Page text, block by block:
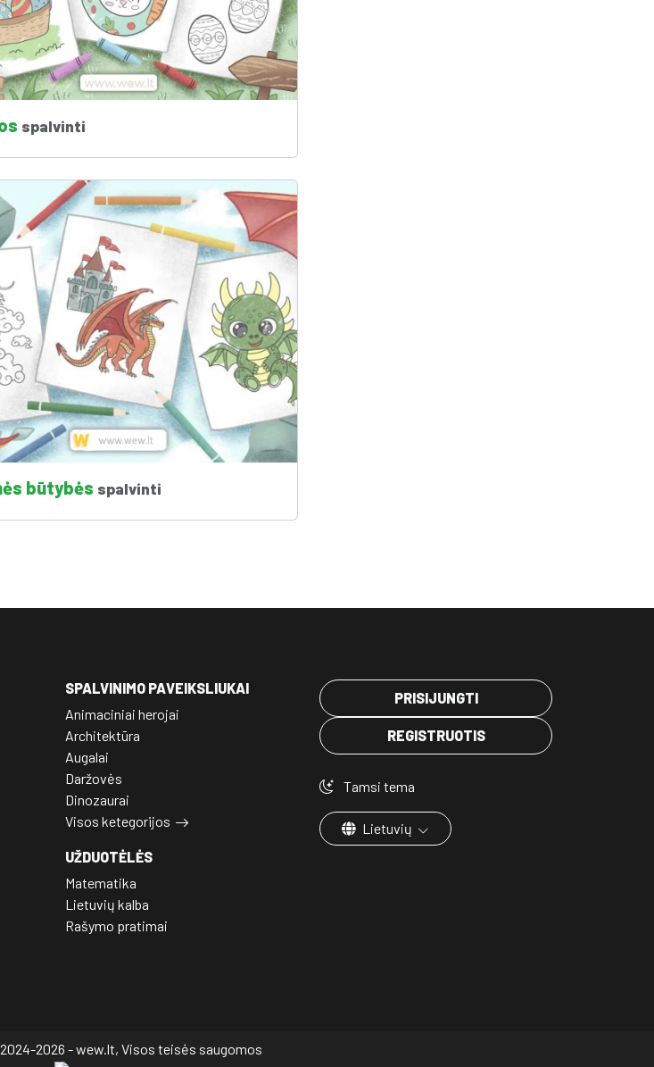
spalvinti
būtybės spalvinti
SPALVINIMO PAVEIKSLIUKAI
Animaciniai herojai
Architektūra
Augalai
Daržovės
Dinozaurai
Visos ketegorijos
UŽDUOTĖLĖS
Matematika
Lietuvių kalba
Rašymo pratimai
PRISIJUNGTI
REGISTRUOTIS
Tamsi tema
Lietuvių
2026 - wew.lt, Visos teisės saugomos